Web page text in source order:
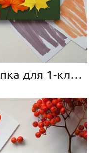
«День знаний» — папка для 1-классника